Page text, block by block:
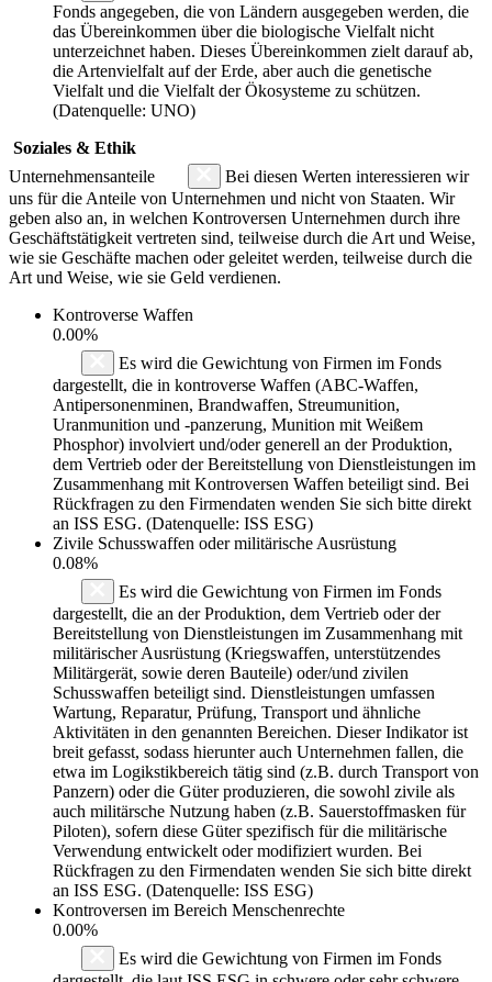
Fonds angegeben, die von Ländern ausgegeben werden, die
das Übereinkommen über die biologische Vielfalt nicht
unterzeichnet haben. Dieses Übereinkommen zielt darauf ab,
die Artenvielfalt auf der Erde, aber auch die genetische
Vielfalt und die Vielfalt der Ökosysteme zu schützen.
(Datenquelle: UNO)
Soziales & Ethik
Unternehmensanteile
Bei diesen Werten interessieren wir
uns für die Anteile von Unternehmen und nicht von Staaten. Wir
geben also an, in welchen Kontroversen Unternehmen durch ihre
Geschäftstätigkeit vertreten sind, teilweise durch die Art und Weise,
wie sie Geschäfte machen oder geleitet werden, teilweise durch die
Art und Weise, wie sie Geld verdienen.
Kontroverse Waffen
0.00%
Es wird die Gewichtung von Firmen im Fonds
dargestellt, die in kontroverse Waffen (ABC-Waffen,
Antipersonenminen, Brandwaffen, Streumunition,
Uranmunition und -panzerung, Munition mit Weißem
Phosphor) involviert und/oder generell an der Produktion,
dem Vertrieb oder der Bereitstellung von Dienstleistungen im
Zusammenhang mit Kontroversen Waffen beteiligt sind. Bei
Rückfragen zu den Firmendaten wenden Sie sich bitte direkt
an ISS ESG. (Datenquelle: ISS ESG)
Zivile Schusswaffen oder militärische Ausrüstung
0.08%
Es wird die Gewichtung von Firmen im Fonds
dargestellt, die an der Produktion, dem Vertrieb oder der
Bereitstellung von Dienstleistungen im Zusammenhang mit
militärischer Ausrüstung (Kriegswaffen, unterstützendes
Militärgerät, sowie deren Bauteile) oder/und zivilen
Schusswaffen beteiligt sind. Dienstleistungen umfassen
Wartung, Reparatur, Prüfung, Transport und ähnliche
Aktivitäten in den genannten Bereichen. Dieser Indikator ist
breit gefasst, sodass hierunter auch Unternehmen fallen, die
etwa im Logikstikbereich tätig sind (z.B. durch Transport von
Panzern) oder die Güter produzieren, die sowohl zivile als
auch militärsche Nutzung haben (z.B. Sauerstoffmasken für
Piloten), sofern diese Güter spezifisch für die militärische
Verwendung entwickelt oder modifiziert wurden. Bei
Rückfragen zu den Firmendaten wenden Sie sich bitte direkt
an ISS ESG. (Datenquelle: ISS ESG)
Kontroversen im Bereich Menschenrechte
0.00%
Es wird die Gewichtung von Firmen im Fonds